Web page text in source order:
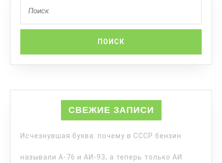
СВЕЖИЕ ЗАПИСИ
Исчезнувшая буква: почему в СССР бензин
называли А-76 и АИ-93, а теперь только АИ